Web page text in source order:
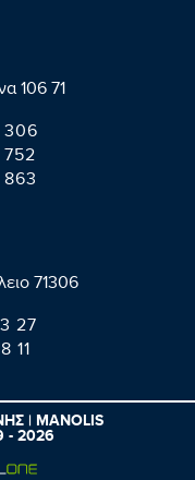
106 71
306
71306
27
11
| MANOLIS
- 2026